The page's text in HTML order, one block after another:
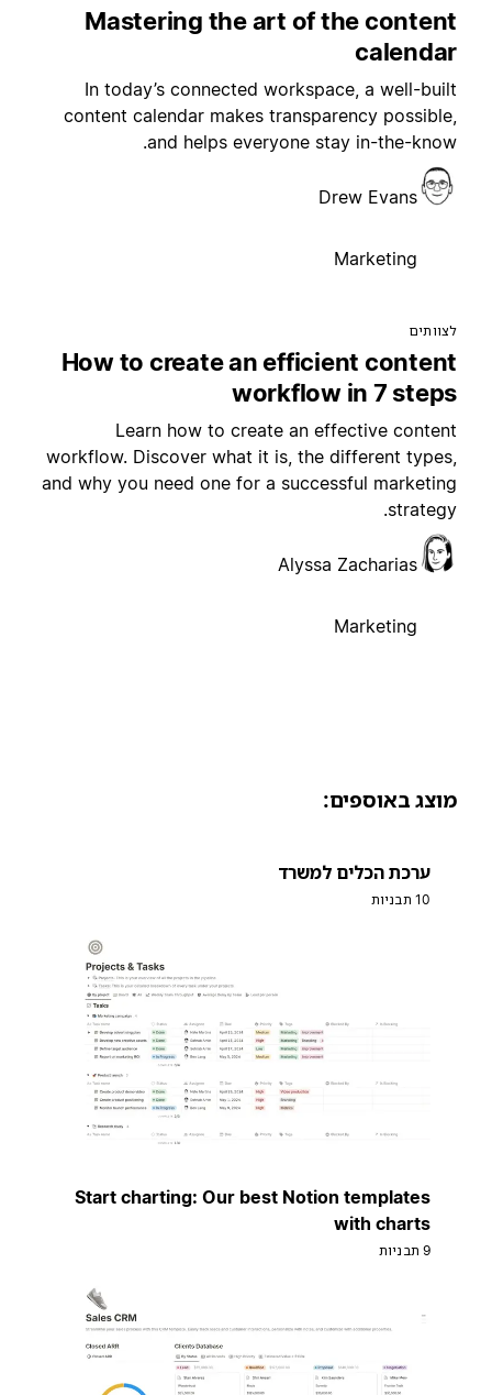
Mastering the art of the
In today’s connected workspace, a well-
content calendar makes transparency
and helps everyone stay in-the-
Drew Evans
Marketing
How to create an efficient
workflow in 7
Learn how to create an effective
workflow. Discover what it is, the different
and why you need one for a successful
Alyssa Zacharias
Marketing
באוספים:
ערכת הכלים למשרד
Start charting: Our best Notion templates
with charts